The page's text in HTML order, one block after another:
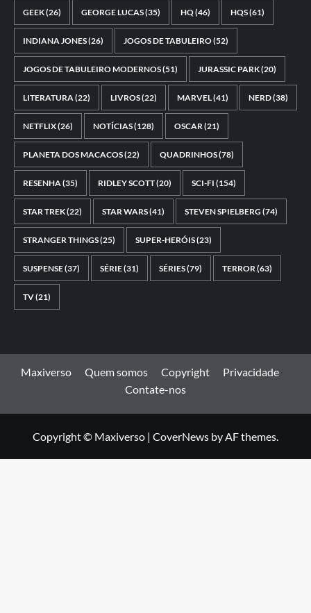
GEEK(26) GEORGE LUCAS(35) HQ(46) HQS(61)
INDIANA JONES(26) JOGOS DE TABULEIRO(52)
JOGOS DE TABULEIRO MODERNOS(51) JURASSIC PARK(20)
LITERATURA(22) LIVROS(22) MARVEL(41) NERD(38)
NETFLIX(26) NOTÍCIAS(128) OSCAR(21)
PLANETA DOS MACACOS(22) QUADRINHOS(78)
RESENHA(35) RIDLEY SCOTT(20) SCI-FI (154)
STAR TREK(22) STAR WARS(41) STEVEN SPIELBERG (74)
STRANGER THINGS(25) SUPER-HERÓIS(23)
SUSPENSE(37) SÉRIE(31) SÉRIES(79) TERROR(63)
TV(21)
Maxiverso Quem somos Copyright
Privacidade
Contate-nos
Copyright © Maxiverso | CoverNews by AF themes.